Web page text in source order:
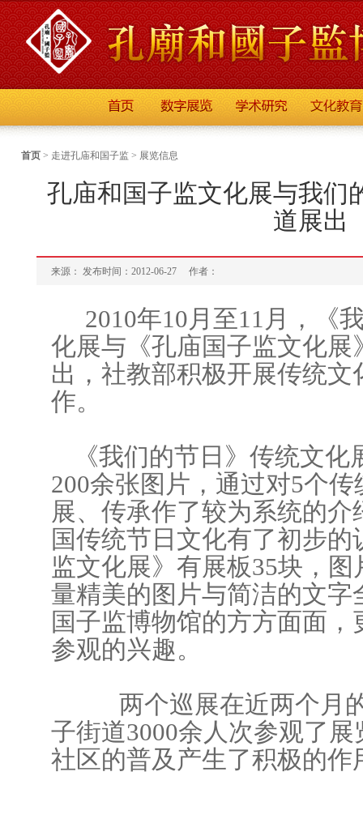
首页 > 走进孔庙和国子监 > 展览信息
孔庙和国子监文化展与我们
道展出
来源： 发布时间：2012-06-27 作者：
2010年10月至11 月，《
化展与《孔庙国子监文化展
出，社教部积极开展传统文
作。
《我们的节日》传统文化
200余张图片，通过对5个传
展、传承作了较为系统的
国传统节日文化有了初步
监文化展》有展板35块，图
量精美的图片与简洁的文字
国子监博物馆的方方面面
参观的兴趣。
两个巡展在近两个月
子街道3000余人次参观了
社区的普及产生了积极的作